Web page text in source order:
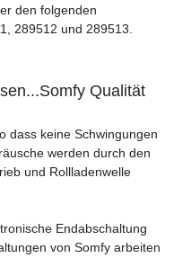
den folgenden
289512 und 289513.
Qualität
dass keine Schwingungen
werden durch den
und Rollladenwelle
Endabschaltung
von Somfy arbeiten